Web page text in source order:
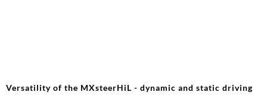
IMPRESSUM DATENSCHUTZERKLÄRUNG COOKIE EINSTELLUNGEN